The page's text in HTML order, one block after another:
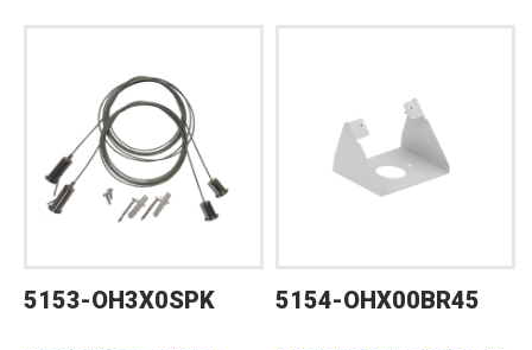
5153-OH3X0SPK 5154-OHX00BR45